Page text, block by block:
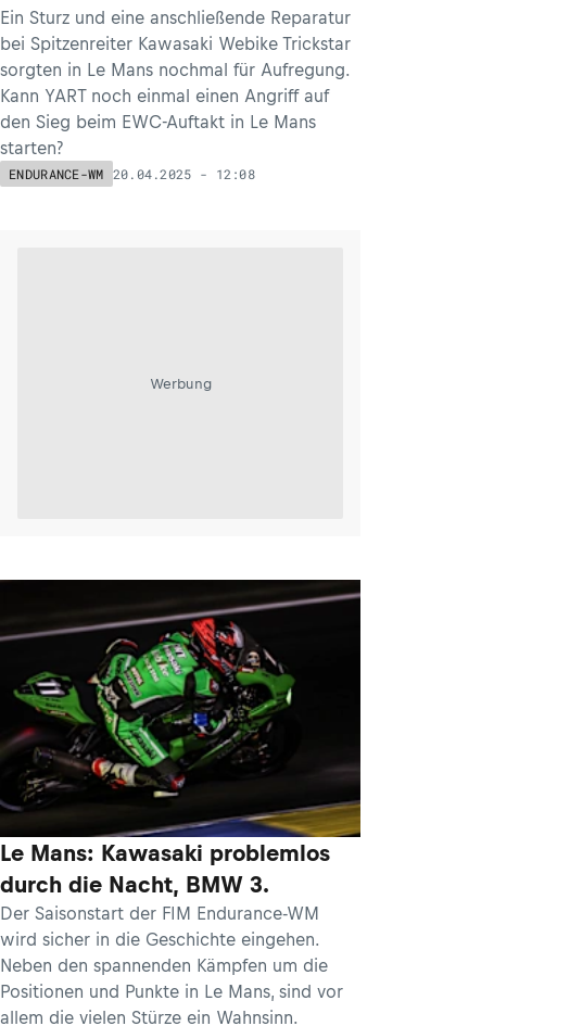
Ein Sturz und eine anschließende Reparatur
bei Spitzenreiter Kawasaki Webike Trickstar
sorgten in Le Mans nochmal für Aufregung.
Kann YART noch einmal einen Angriff auf
den Sieg beim EWC-Auftakt in Le Mans
starten?
ENDURANCE-WM 20.04.2025 - 12:08
Werbung
Le Mans: Kawasaki problemlos
durch die Nacht, BMW 3.
Der Saisonstart der FIM Endurance-WM
wird sicher in die Geschichte eingehen.
Neben den spannenden Kämpfen um die
Positionen und Punkte in Le Mans, sind vor
allem die vielen Stürze ein Wahnsinn.